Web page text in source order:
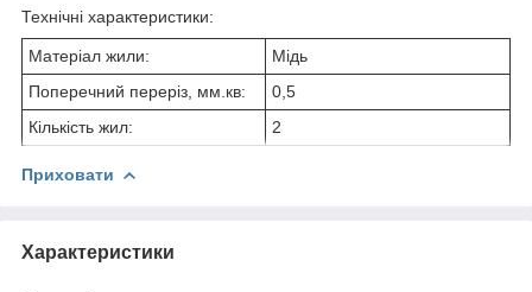
Технічні характеристики:
Матеріал жили:
Мідь
Поперечний переріз, мм.кв:
0,5
Кількість жил:
2
Приховати
Характеристики